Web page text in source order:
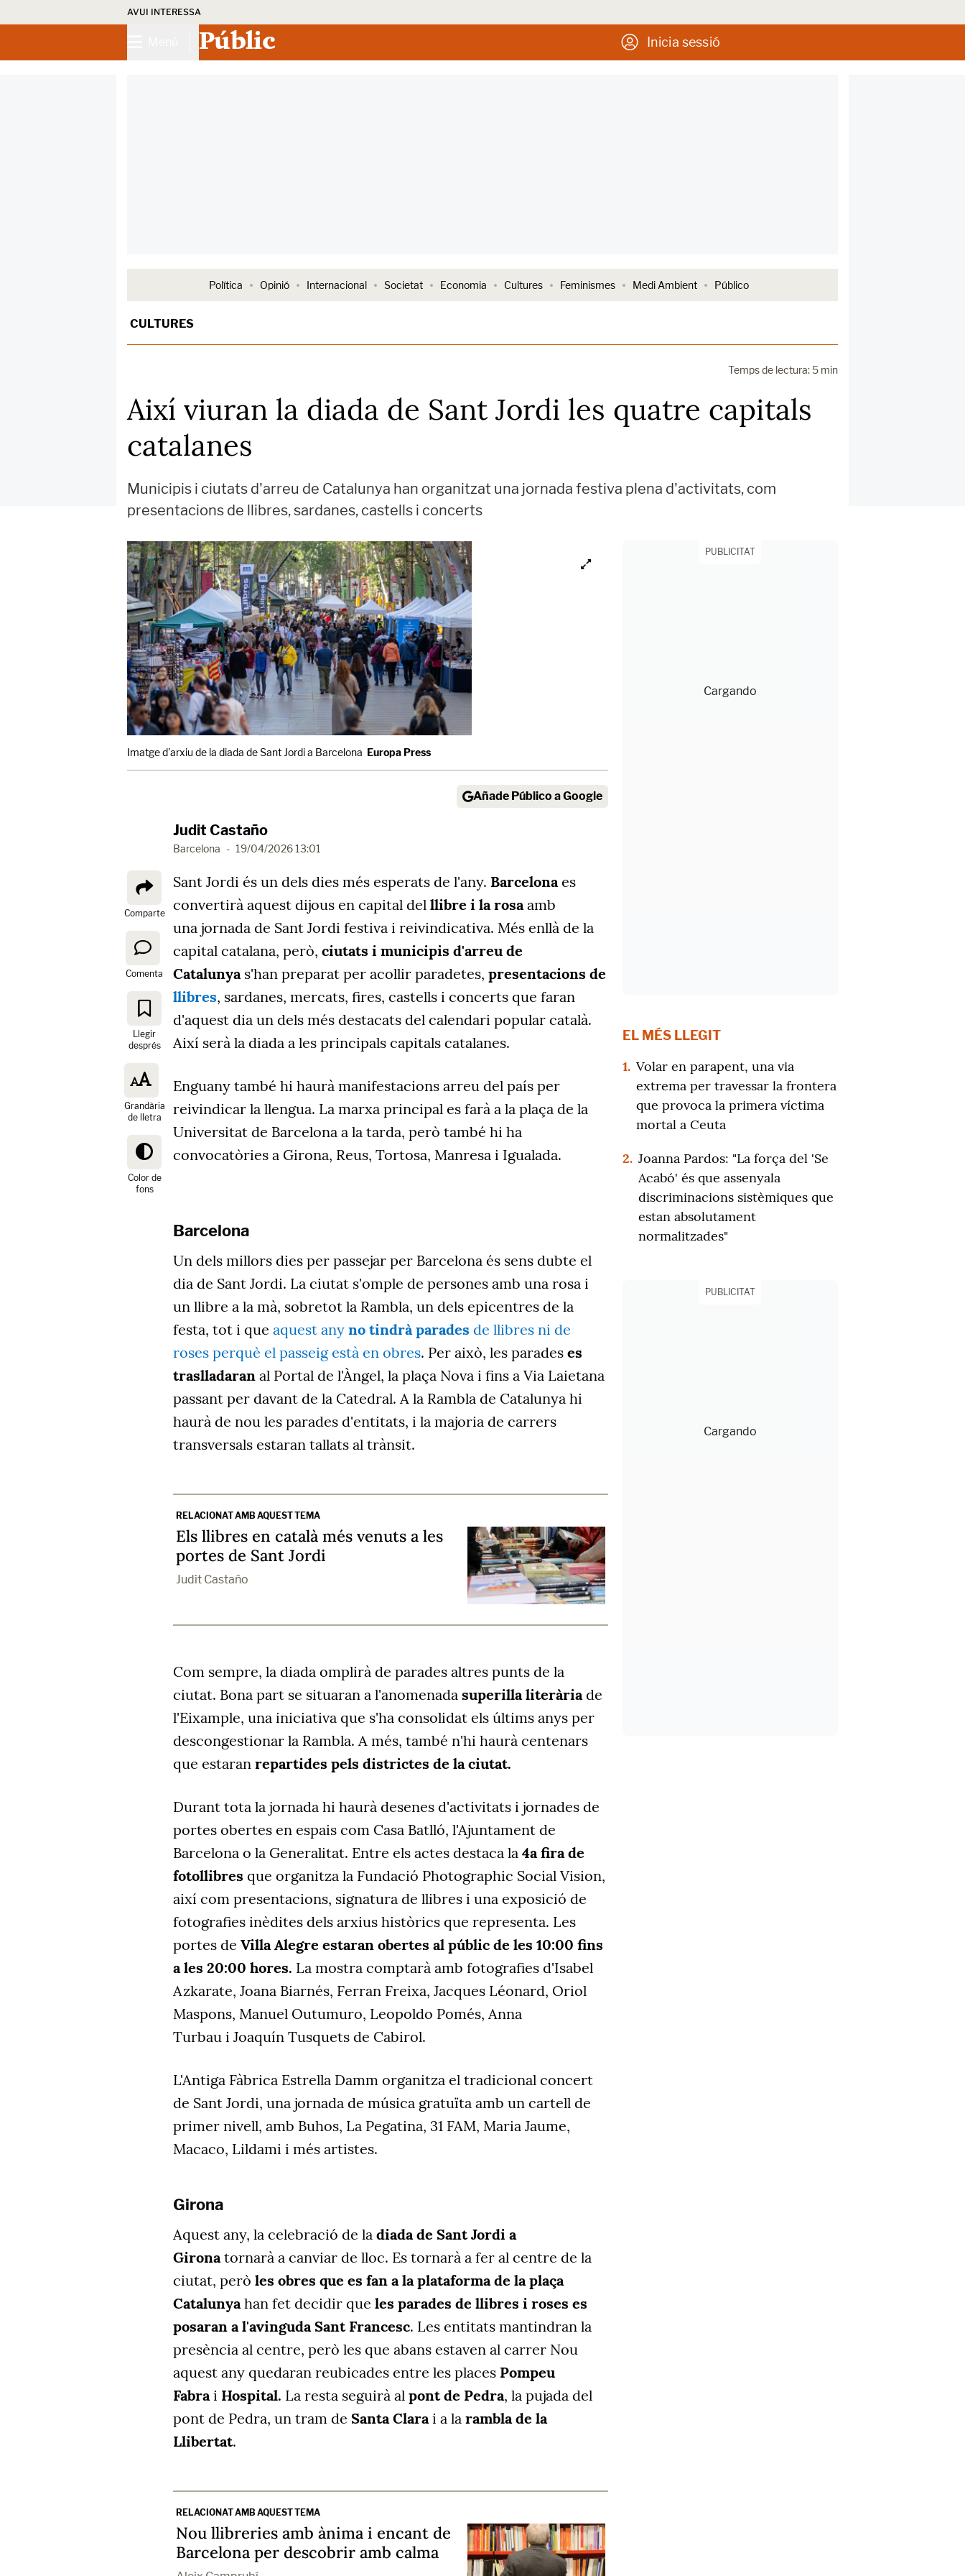
AVUI INTERESSA
Públic Inicia sessió
Política Opinió Internacional Societat Economia Cultures Feminismes Medi Ambient Público
CULTURES
Temps de lectura: 5 min
Així viuran la diada de Sant Jordi les quatre capitals
catalanes
Municipis i ciutats d'arreu de Catalunya han organitzat una jornada festiva plena d'activitats, com
presentacions de llibres, sardanes, castells i concerts
Imatge d'arxiu de la diada de Sant Jordi a Barcelona Europa Press
Añade Público a Google
Judit Castaño
Barcelona - 19/04/2026 13:01
Comparte
Comenta
Llegir
després
Grandària
de lletra
Color de
fons
Sant Jordi és un dels dies més esperats de l'any. Barcelonaes
convertirà aquest dijous en capital del llibre i la rosaamb
una jornada de Sant Jordi festiva i reivindicativa. Més enllà de la
capital catalana, però, ciutats i municipis d'arreu de
Catalunya s'han preparat per acollir paradetes, presentacions de
llibres, sardanes, mercats, fires, castells i concerts que faran
d'aquest dia un dels més destacats del calendari popular català.
Així serà la diada a les principals capitals catalanes.
Enguany també hi haurà manifestacions arreu del país per
reivindicar la llengua. La marxa principal es farà a la plaça de la
Universitat de Barcelona a la tarda, però també hi ha
convocatòries a Girona, Reus, Tortosa, Manresa i Igualada.
Barcelona
Un dels millors dies per passejar per Barcelona és sens dubte el
dia de Sant Jordi. La ciutat s'omple de persones amb una rosa i
un llibre a la mà, sobretot la Rambla, un dels epicentres de la
festa, tot i que aquest any no tindrà parades de llibres ni de
roses perquè el passeig està en obres. Per això, les parades es
traslladaran al Portal de l'Àngel, la plaça Nova i fins a Via Laietana
passant per davant de la Catedral. A la Rambla de Catalunya hi
haurà de nou les parades d'entitats, i la majoria de carrers
transversals estaran tallats al trànsit.
RELACIONAT AMB AQUEST TEMA
Els llibres en català més venuts a les
portes de Sant Jordi
Judit Castaño
Com sempre, la diada omplirà de parades altres punts de la
ciutat. Bona part se situaran a l'anomenada superilla literàriade
l'Eixample, una iniciativa que s'ha consolidat els últims anys per
descongestionar la Rambla. A més, també n'hi haurà centenars
que estaran repartides pels districtes de la ciutat.
Durant tota la jornada hi haurà desenes d'activitats i jornades de
portes obertes en espais com Casa Batlló, l'Ajuntament de
Barcelona o la Generalitat. Entre els actes destaca la 4a fira de
fotollibres que organitza la Fundació Photographic Social Vision,
així com presentacions, signatura de llibres i una exposició de
fotografies inèdites dels arxius històrics que representa. Les
portes de Villa Alegre estaran obertes al públic de les 10:00 fins
a les 20:00 hores. La mostra comptarà amb fotografies d'Isabel
Azkarate, Joana Biarnés, Ferran Freixa, Jacques Léonard, Oriol
Maspons, Manuel Outumuro, Leopoldo Pomés, Anna
Turbau i Joaquín Tusquets de Cabirol.
L'Antiga Fàbrica Estrella Damm organitza el tradicional concert
de Sant Jordi, una jornada de música gratuïta amb un cartell de
primer nivell, amb Buhos, La Pegatina, 31 FAM, Maria Jaume,
Macaco, Lildami i més artistes.
Girona
Aquest any, la celebració de la diada de Sant Jordi a
Girona tornarà a canviar de lloc. Es tornarà a fer al centre de la
ciutat, però les obres que es fan a la plataforma de la plaça
Catalunyahan fet decidir que les parades de llibres i roses es
posaran a l'avinguda Sant Francesc. Les entitats mantindran la
presència al centre, però les que abans estaven al carrer Nou
aquest any quedaran reubicades entre les places Pompeu
Fabrai Hospital. La resta seguirà al pont de Pedra, la pujada del
pont de Pedra, un tram de Santa Clarai a la rambla de la
Llibertat.
RELACIONAT AMB AQUEST TEMA
Nou llibreries amb ànima i encant de
Barcelona per descobrir amb calma
PUBLICITAT
EL MÉS LLEGIT
1. Volar en parapent, una via
extrema per travessar la frontera
que provoca la primera víctima
mortal a Ceuta
2. Joanna Pardos: "La força del 'Se
Acabó' és que assenyala
discriminacions sistèmiques que
estan absolutament
normalitzades"
PUBLICITAT